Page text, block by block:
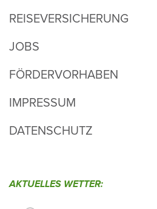
REISEVERSICHERUNG
JOBS
FÖRDERVORHABEN
IMPRESSUM
DATENSCHUTZ
AKTU­ELLES WETTER: